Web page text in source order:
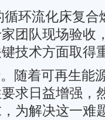
环流化床复合
团队现场验收
技术方面取得
随着可再生能
求日益增强，
为解决这一难